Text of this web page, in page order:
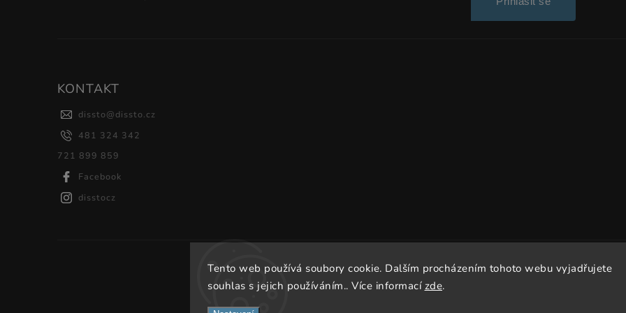
Tento web používá soubory cookie. Dalším procházením tohoto webu vyjadřujete
souhlas s jejich používáním.. Více informací zde.
KONTAKT
dissto@dissto.cz
481 324 342
721 899 859
Facebook
disstocz
Copyright 2026Dissto. Všechna práva vyhrazena.
VytvořilShoptet